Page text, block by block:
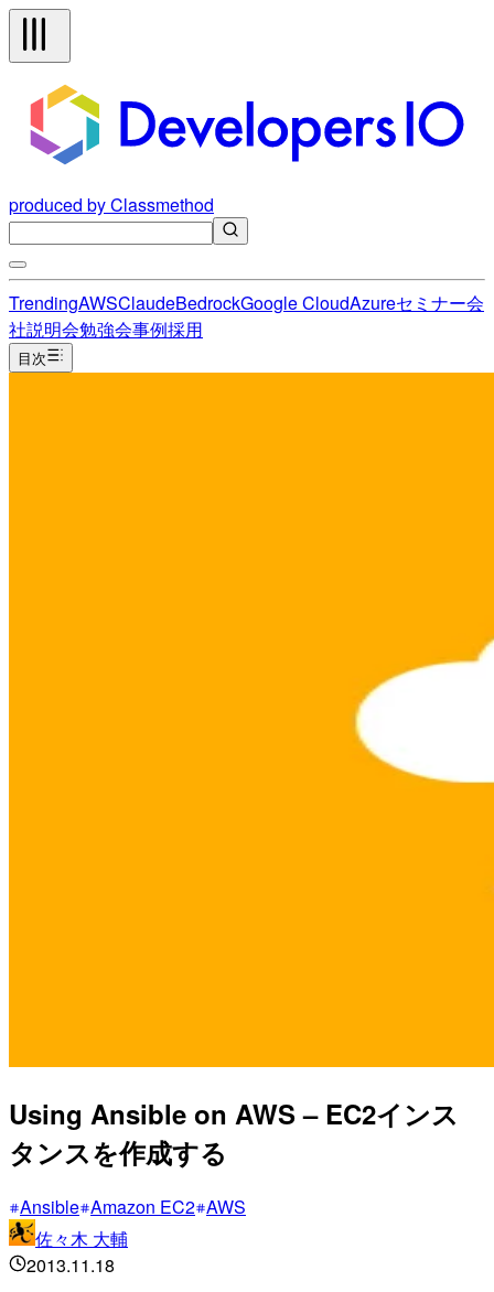
produced by Classmethod
TrendingAWSClaudeBedrockGoogle CloudAzureセミナー会
社説明会勉強会事例採用
目次
Using Ansible on AWS – EC2インス
タンスを作成する
Ansible Amazon EC2 AWS
佐々木 大輔
2013.11.18